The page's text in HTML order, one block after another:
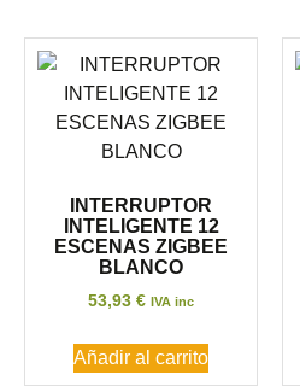
INTERRUPTOR
INTELIGENTE 12
ESCENAS ZIGBEE
BLANCO
53,93 € IVA inc
Añadir al carrito